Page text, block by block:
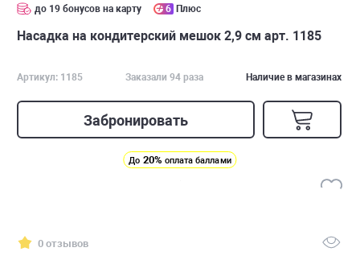
до 19 бонусов на карту 6 Плюс
Насадка на кондитерский мешок 2,9 см арт. 1185
Артикул: 1185 Заказали 94 раза Наличие в магазинах
Забронировать
До 20% оплата баллами
0 отзывов